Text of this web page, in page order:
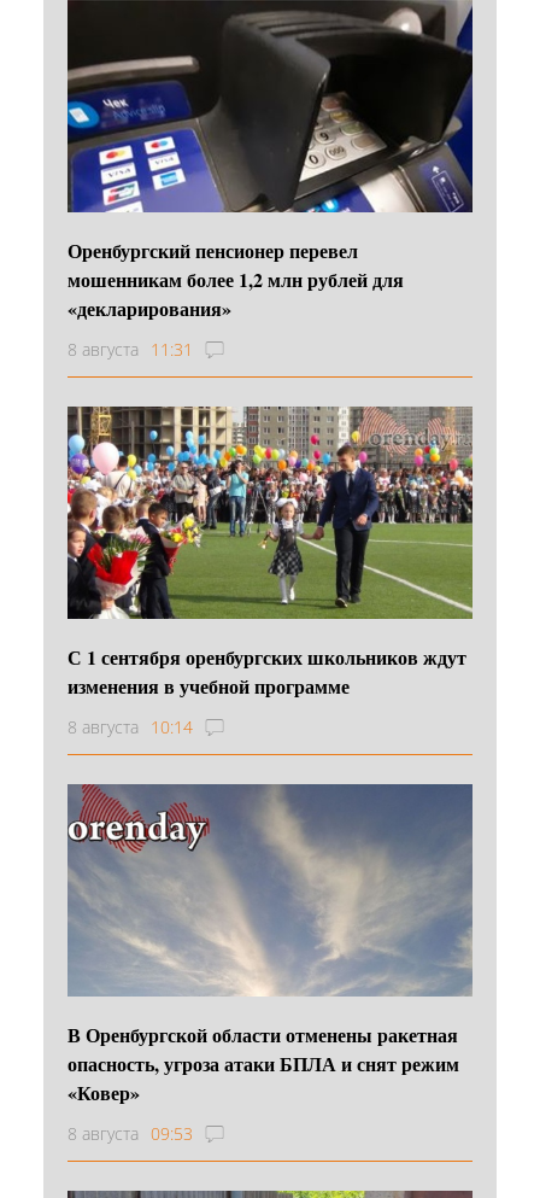
Оренбургский пенсионер перевел
мошенникам более 1,2 млн рублей для
«декларирования»
8 августа 11:31
С 1 сентября оренбургских школьников ждут
изменения в учебной программе
8 августа 10:14
В Оренбургской области отменены ракетная
опасность, угроза атаки БПЛА и снят режим
«Ковер»
8 августа 09:53